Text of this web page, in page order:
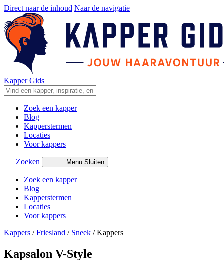
Direct naar de inhoud Naar de navigatie
Kapper Gids
Zoek een kapper
Blog
Kapperstermen
Locaties
Voor kappers
Zoeken Menu Sluiten
Zoek een kapper
Blog
Kapperstermen
Locaties
Voor kappers
Kappers /Friesland / Sneek /Kappers
Kapsalon V-Style